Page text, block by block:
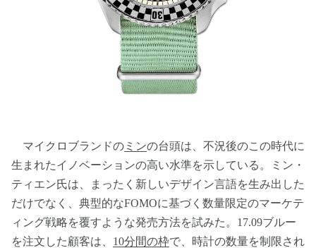
マイクロブランドの ミンの台頭は、不況後のこの時代に
生まれたイノベーションの高い水準を示している。ミン・
ティエン氏は、まったく新しいデザイン言語を生み出した
だけでなく、典型的なFOMOに基づく数量限定のマーケテ
ィング戦略を覆すような発売方法を試みた。17.09ブルー
を注文した顧客は、 10分間の枠で、時計の数量を制限され